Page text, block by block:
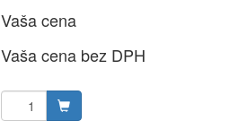
Vaša cena
Vaša cena bez DPH